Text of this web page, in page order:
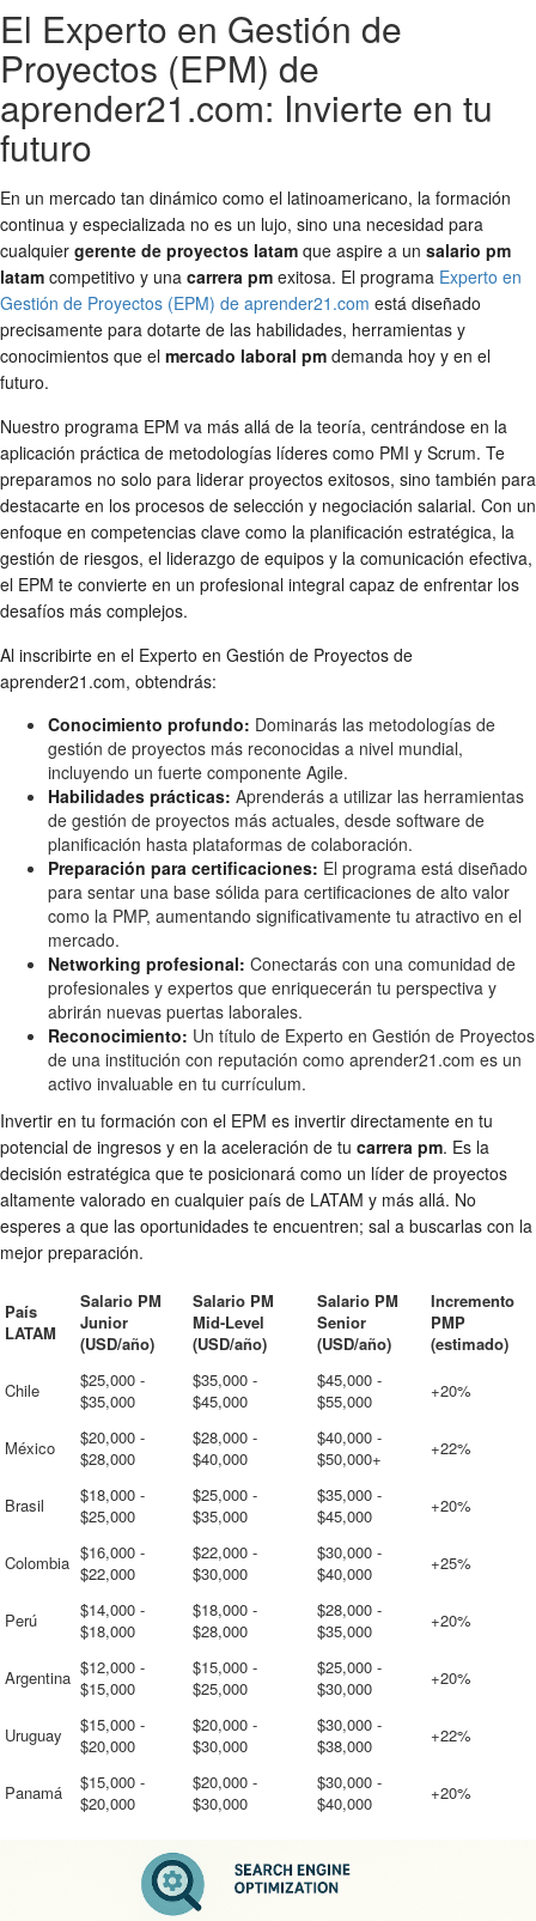
El Experto en Gestión de
Proyectos (EPM) de
aprender21.com: Invierte en tu
futuro
En un mercado tan dinámico como el latinoamericano, la formación
continua y especializada no es un lujo, sino una necesidad para
cualquier gerente de proyectos latam que aspire a un salario pm
latam competitivo y una carrera pm exitosa. El programa Experto en
Gestión de Proyectos (EPM) de aprender21.com está diseñado
precisamente para dotarte de las habilidades, herramientas y
conocimientos que el mercado laboral pm demanda hoy y en el
futuro.
Nuestro programa EPM va más allá de la teoría, centrándose en la
aplicación práctica de metodologías líderes como PMI y Scrum. Te
preparamos no solo para liderar proyectos exitosos, sino también para
destacarte en los procesos de selección y negociación salarial. Con un
enfoque en competencias clave como la planificación estratégica, la
gestión de riesgos, el liderazgo de equipos y la comunicación efectiva,
el EPM te convierte en un profesional integral capaz de enfrentar los
desafíos más complejos.
Al inscribirte en el Experto en Gestión de Proyectos de
aprender21.com, obtendrás:
Conocimiento profundo: Dominarás las metodologías de
gestión de proyectos más reconocidas a nivel mundial,
incluyendo un fuerte componente Agile.
Habilidades prácticas: Aprenderás a utilizar las herramientas
de gestión de proyectos más actuales, desde software de
planificación hasta plataformas de colaboración.
Preparación para certificaciones: El programa está diseñado
para sentar una base sólida para certificaciones de alto valor
como la PMP, aumentando significativamente tu atractivo en el
mercado.
Networking profesional: Conectarás con una comunidad de
profesionales y expertos que enriquecerán tu perspectiva y
abrirán nuevas puertas laborales.
Reconocimiento: Un título de Experto en Gestión de Proyectos
de una institución con reputación como aprender21.com es un
activo invaluable en tu currículum.
Invertir en tu formación con el EPM es invertir directamente en tu
potencial de ingresos y en la aceleración de tu carrera pm. Es la
decisión estratégica que te posicionará como un líder de proyectos
altamente valorado en cualquier país de LATAM y más allá. No
esperes a que las oportunidades te encuentren; sal a buscarlas con la
mejor preparación.
País
LATAM
Salario PM
Junior
(USD/año)
Salario PM
Mid-Level
(USD/año)
Salario PM
Senior
(USD/año)
Incremento
PMP
(estimado)
Chile
$25,000 -
$35,000
$35,000 -
$45,000
$45,000 -
$55,000
+20%
México
$20,000 -
$28,000
$28,000 -
$40,000
$40,000 -
$50,000+
+22%
Brasil
$18,000 -
$25,000
$25,000 -
$35,000
$35,000 -
$45,000
+20%
Colombia $16,000 -
$22,000
$22,000 -
$30,000
$30,000 -
$40,000
+25%
Perú
$14,000 -
$18,000
$18,000 -
$28,000
$28,000 -
$35,000
+20%
Argentina $12,000 -
$15,000
$15,000 -
$25,000
$25,000 -
$30,000
+20%
Uruguay
$15,000 -
$20,000
$20,000 -
$30,000
$30,000 -
$38,000
+22%
Panamá
$15,000 -
$20,000
$20,000 -
$30,000
$30,000 -
$40,000
+20%